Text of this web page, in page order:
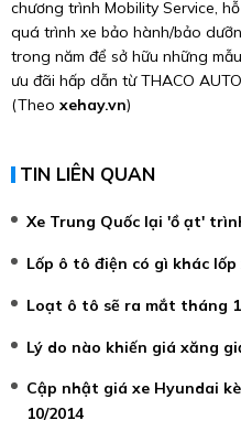
chương trình Mobility Service,
quá trình xe bảo hành/bảo
trong năm để sở hữu những
ưu đãi hấp dẫn từ THACO
(Theo xehay.vn)
TIN LIÊN QUAN
Xe Trung Quốc lại 'ồ ạt'
Lốp ô tô điện có gì khác
Loạt ô tô sẽ ra mắt tháng
Lý do nào khiến giá xăng
Cập nhật giá xe Hyundai
10/2014